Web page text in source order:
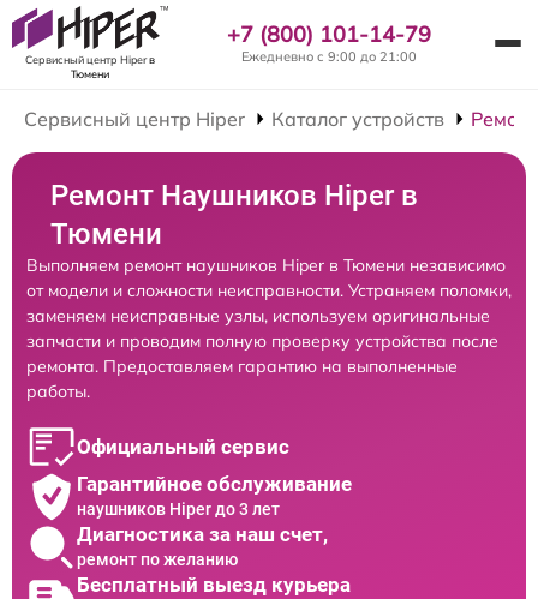
Сервисный центр Hiperв
Тюмени
+7 (800) 101-14-79
Ежедневно с 9:00 до 21:00
Сервисный центр Hiper Каталог устройств
Ремонт Наушников Hiper в
Тюмени
Выполняем ремонт наушников Hiper в Тюмени независимо
от модели и сложности неисправности. Устраняем поломки,
заменяем неисправные узлы, используем оригинальные
запчасти и проводим полную проверку устройства после
ремонта. Предоставляем гарантию на выполненные
работы.
Официальный сервис
Гарантийное обслуживание
наушников Hiper до 3 лет
Диагностика за наш счет,
ремонт по желанию
Бесплатный выезд курьера